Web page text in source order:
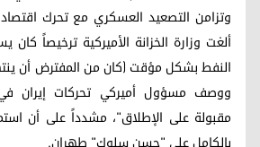
وتزامن التصعيد العسكري مع تحرك
ألغت وزارة الخزانة الأميركية ترخيصاً كان
ووصف مسؤول أميركي تحركات إيران
مقبولة على الإطلاق"، مشدداً على أن